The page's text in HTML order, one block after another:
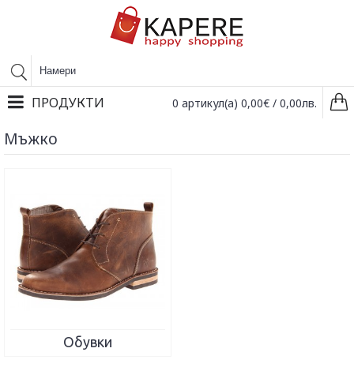
0 артикул(а) 0,00€ / 0,00лв.
ПРОДУКТИ
Мъжко
Обувки